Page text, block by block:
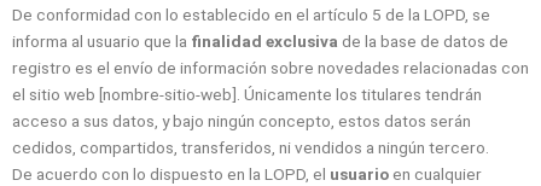
De conformidad con lo establecido en el artículo 5 de la LOPD, se
informa al usuario que la finalidad exclusiva de la base de datos de
registro es el envío de información sobre novedades relacionadas con
el sitio web [nombre-sitio-web]. Únicamente los titulares tendrán
acceso a sus datos, y bajo ningún concepto, estos datos serán
cedidos, compartidos, transferidos, ni vendidos a ningún tercero.
De acuerdo con lo dispuesto en la LOPD, el usuarioen cualquier